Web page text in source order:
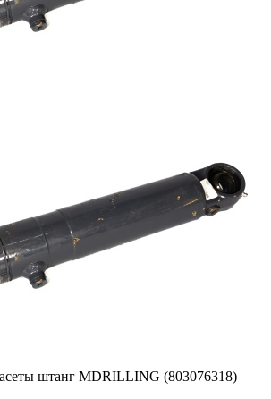
штанг MDRILLING (803076318)